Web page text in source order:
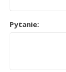
Pytanie: